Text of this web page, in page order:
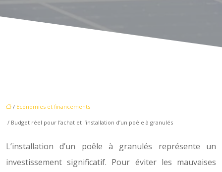
/ Economies et financements
/ Budget réel pour l’achat et l’installation d’un poêle à granulés
L’installation d’un poêle à granulés représente un
investissement significatif. Pour éviter les mauvaises